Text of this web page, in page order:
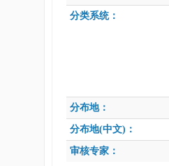
分类系统：
分布地：
分布地(中文)：
审核专家：